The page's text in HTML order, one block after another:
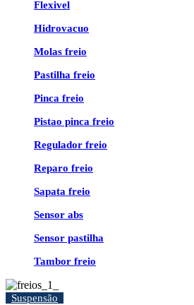
Flexivel
Hidrovacuo
Molas freio
Pastilha freio
Pinca freio
Pistao pinca freio
Regulador freio
Reparo freio
Sapata freio
Sensor abs
Sensor pastilha
Tambor freio
Suspensão